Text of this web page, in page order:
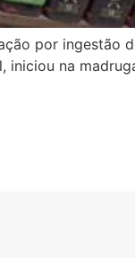
por ingestão
iniciou na